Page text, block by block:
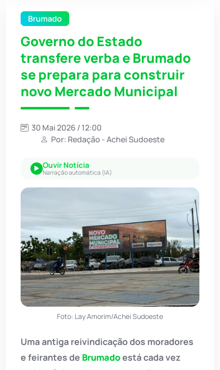
Brumado
Governo do Estado
transfere verba e Brumado
se prepara para construir
novo Mercado Municipal
30 Mai 2026 / 12:00
Por: Redação - Achei Sudoeste
Ouvir Notícia
Narração automática (IA)
Foto: Lay Amorim/Achei Sudoeste
Uma antiga reivindicação dos moradores
e feirantes de Brumadoestá cada vez